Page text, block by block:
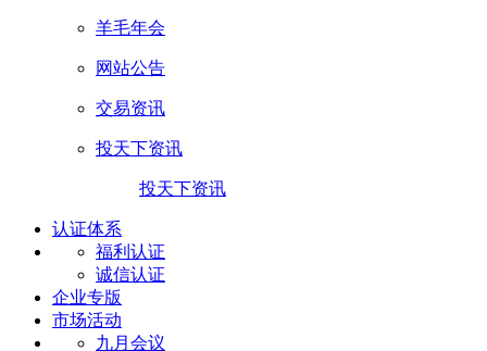
羊毛年会
网站公告
交易资讯
投天下资讯
投天下资讯
认证体系
福利认证
诚信认证
企业专版
市场活动
九月会议